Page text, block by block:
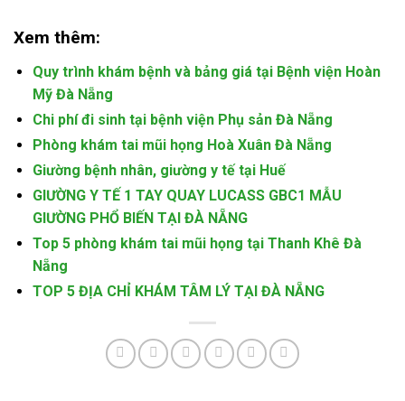
Xem thêm:
Quy trình khám bệnh và bảng giá tại Bệnh viện Hoàn
Mỹ Đà Nẵng
Chi phí đi sinh tại bệnh viện Phụ sản Đà Nẵng
Phòng khám tai mũi họng Hoà Xuân Đà Nẵng
Giường bệnh nhân, giường y tế tại Huế
GIƯỜNG Y TẾ 1 TAY QUAY LUCASS GBC1 MẪU
GIƯỜNG PHỔ BIẾN TẠI ĐÀ NẴNG
Top 5 phòng khám tai mũi họng tại Thanh Khê Đà
Nẵng
TOP 5 ĐỊA CHỈ KHÁM TÂM LÝ TẠI ĐÀ NẴNG